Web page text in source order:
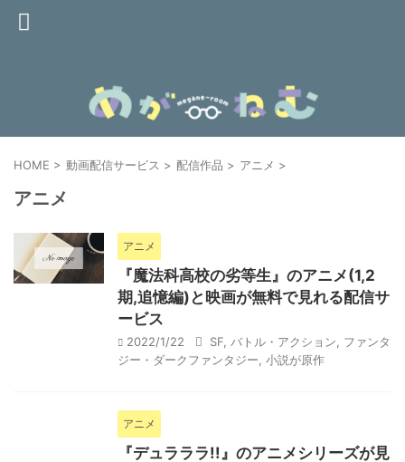
HOME > 動画配信サービス > 配信作品 > アニメ >
アニメ
アニメ
『魔法科高校の劣等生』のアニメ(1,2
期,追憶編)と映画が無料で見れる配信サ
ービス
2022/1/22 SF バトル・アクション
ファンタ
ジー・ダークファンタジー 小説が原作
アニメ
『デュラララ!!』のアニメシリーズが見